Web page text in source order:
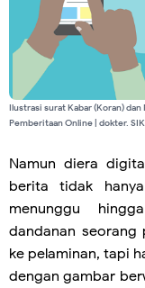
Ilustrasi surat Kabar (Koran) dan
Pemberitaan Online | dokter.
Namun diera
berita tidak
menunggu
dandanan seorang
ke pelaminan, tapi
dengan gambar